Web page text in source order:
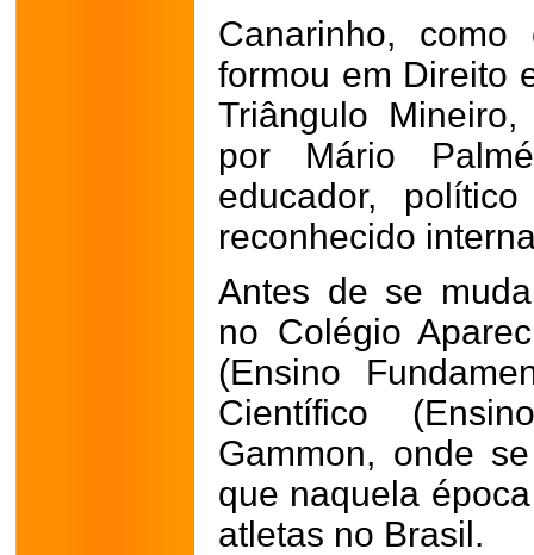
Canarinho,
formou em Direito
Triângulo
por Mário
educador,
reconhecido
Antes de se
no Colégio
(Ensino
Científico
Gammon, onde
que naquela
atletas no Brasil.